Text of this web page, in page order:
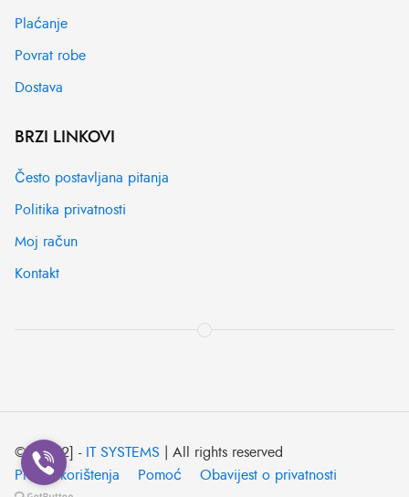
Plaćanje
Povrat robe
Dostava
BRZI LINKOVI
Često postavljana pitanja
Politika privatnosti
Moj račun
Kontakt
© [2022] - IT SYSTEMS | All rights reserved
Pravila korištenja
Pomoć Obavijest o privatnosti